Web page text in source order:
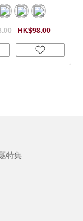
HK$98.00
特集